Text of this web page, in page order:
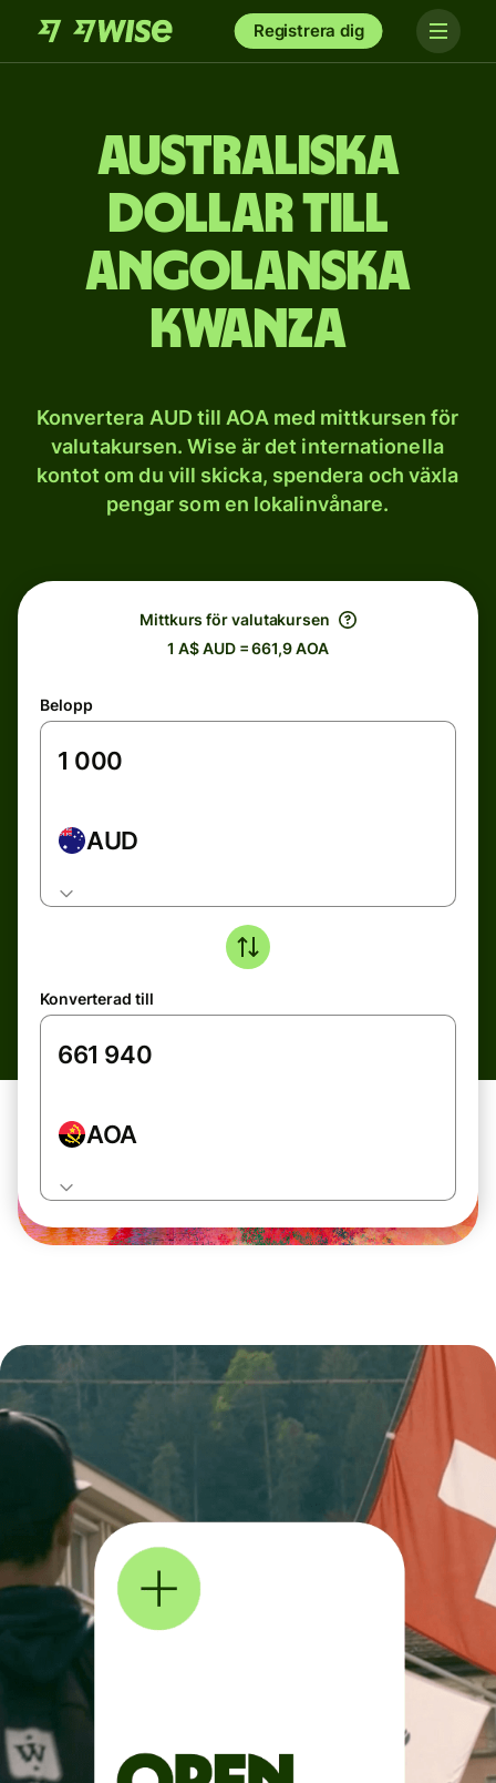
Registrera dig
Australiska
dollar till
angolanska
kwanza
Konvertera AUD till AOA med mittkursen för
valutakursen. Wise är det internationella
kontot om du vill skicka, spendera och växla
pengar som en lokalinvånare.
Mittkurs för valutakursen
1 A$ AUD = 661,9 AOA
Belopp
AUD
Konverterad till
AOA